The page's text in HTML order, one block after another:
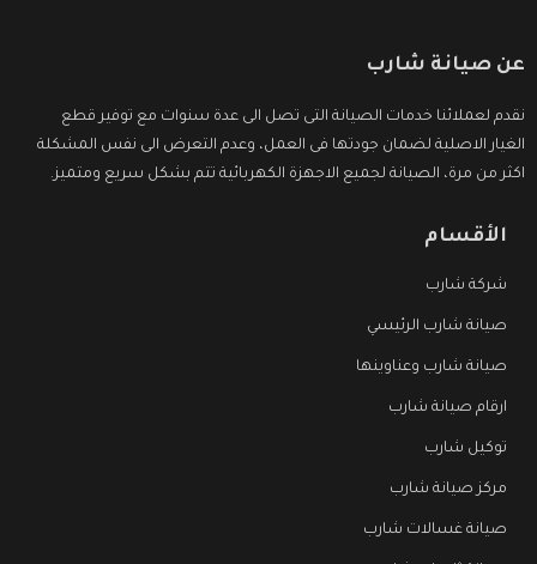
عن صيانة شارب
نقدم لعملائنا خدمات الصيانة التى تصل الى عدة سنوات مع توفير قطع
الغيار الاصلية لضمان جودتها فى العمل، وعدم التعرض الى نفس المشكلة
اكثر من مرة، الصيانة لجميع الاجهزة الكهربائية تتم بشكل سريع ومتميز.
الأقسام
شركة شارب
صيانة شارب الرئيسي
صيانة شارب وعناوينها
ارقام صيانة شارب
توكيل شارب
مركز صيانة شارب
صيانة غسالات شارب